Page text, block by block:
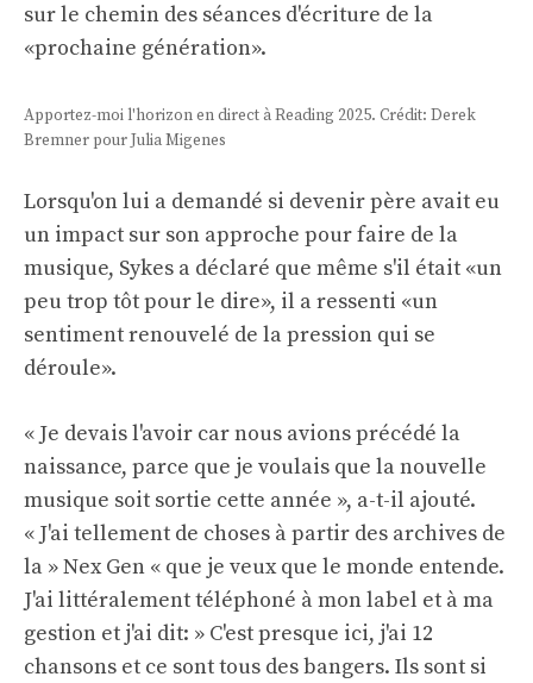
sur le chemin des séances d'écriture de la
«prochaine génération».
Apportez-moi l'horizon en direct à Reading 2025. Crédit: Derek
Bremner pour Julia Migenes
Lorsqu'on lui a demandé si devenir père avait eu
un impact sur son approche pour faire de la
musique, Sykes a déclaré que même s'il était «un
peu trop tôt pour le dire», il a ressenti «un
sentiment renouvelé de la pression qui se
déroule».
« Je devais l'avoir car nous avions précédé la
naissance, parce que je voulais que la nouvelle
musique soit sortie cette année », a-t-il ajouté.
« J'ai tellement de choses à partir des archives de
la » Nex Gen « que je veux que le monde entende.
J'ai littéralement téléphoné à mon label et à ma
gestion et j'ai dit: » C'est presque ici, j'ai 12
chansons et ce sont tous des bangers. Ils sont si